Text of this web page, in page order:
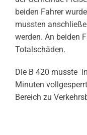
beiden Fahrer
mussten
werden. An beiden
Totalschäden.
Die B 420 musste
Minuten
Bereich zu